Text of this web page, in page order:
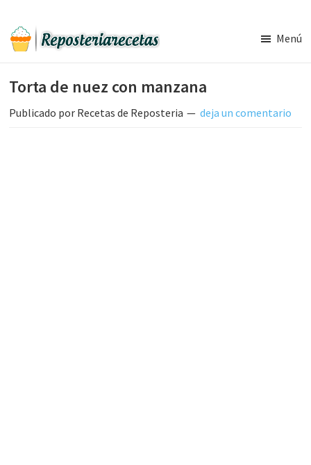
contenido
lateral
principal
Reposteria
Menú
Torta de nuez con manzana
Publicado por Recetas de Reposteria deja un comentario